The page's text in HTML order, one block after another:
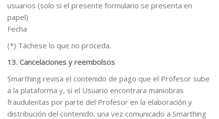
usuarios (solo si el presente formulario se presenta en
papel)
Fecha
(*) Táchese lo que no proceda.
13. Cancelaciones y reembolsos
Smarthing revisa el contenido de pago que el Profesor sube
a la plataforma y, si el Usuario encontrara maniobras
fraudulentas por parte del Profesor en la elaboración y
distribución del contenido, una vez comunicado a Smarthing